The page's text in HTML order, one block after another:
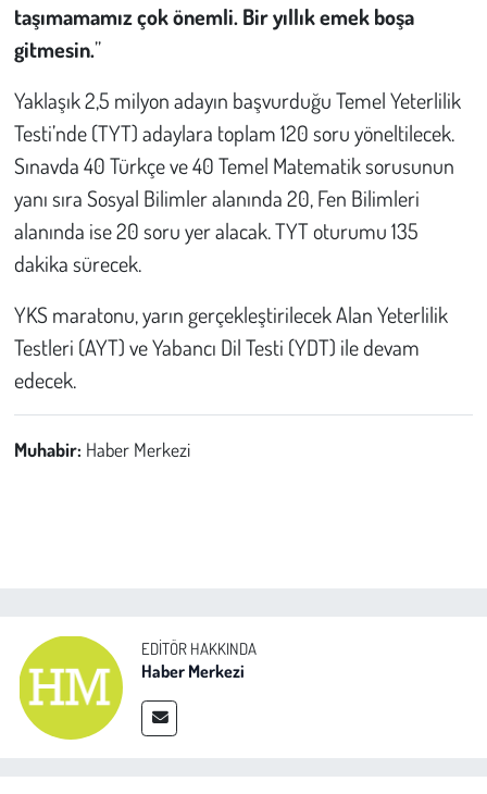
taşımamamız çok önemli. Bir yıllık emek boşa
gitmesin.”
Yaklaşık 2,5 milyon adayın başvurduğu Temel Yeterlilik
Testi’nde (TYT) adaylara toplam 120 soru yöneltilecek.
Sınavda 40 Türkçe ve 40 Temel Matematik sorusunun
yanı sıra Sosyal Bilimler alanında 20, Fen Bilimleri
alanında ise 20 soru yer alacak. TYT oturumu 135
dakika sürecek.
YKS maratonu, yarın gerçekleştirilecek Alan Yeterlilik
Testleri (AYT) ve Yabancı Dil Testi (YDT) ile devam
edecek.
Muhabir: Haber Merkezi
EDITÖR HAKKINDA
Haber Merkezi